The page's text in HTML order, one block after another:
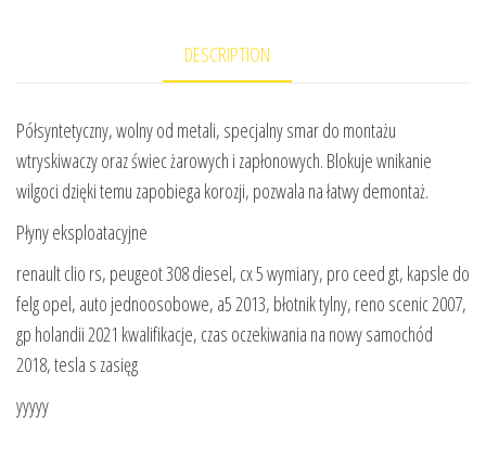
DESCRIPTION
Półsyntetyczny, wolny od metali, specjalny smar do montażu
wtryskiwaczy oraz świec żarowych i zapłonowych. Blokuje wnikanie
wilgoci dzięki temu zapobiega korozji, pozwala na łatwy demontaż.
Płyny eksploatacyjne
renault clio rs, peugeot 308 diesel, cx 5 wymiary, pro ceed gt, kapsle do
felg opel, auto jednoosobowe, a5 2013, błotnik tylny, reno scenic 2007,
gp holandii 2021 kwalifikacje, czas oczekiwania na nowy samochód
2018, tesla s zasięg
yyyyy